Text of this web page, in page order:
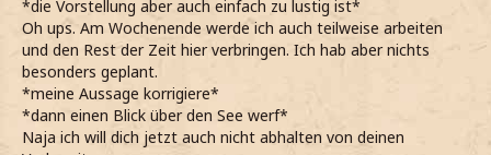
*die Vorstellung aber auch einfach zu lustig ist*
Oh ups. Am Wochenende werde ich auch teilweise arbeiten
und den Rest der Zeit hier verbringen. Ich hab aber nichts
besonders geplant.
*meine Aussage korrigiere*
*dann einen Blick über den See werf*
Naja ich will dich jetzt auch nicht abhalten von deinen